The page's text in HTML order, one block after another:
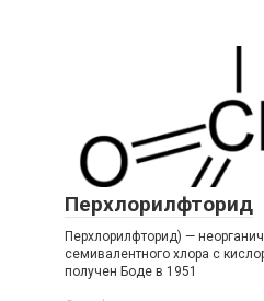
Перхлорилфторид
Перхлорилфторид) —
семивалентного хлора с
получен Боде в 1951